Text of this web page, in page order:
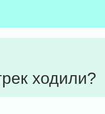
ходили?